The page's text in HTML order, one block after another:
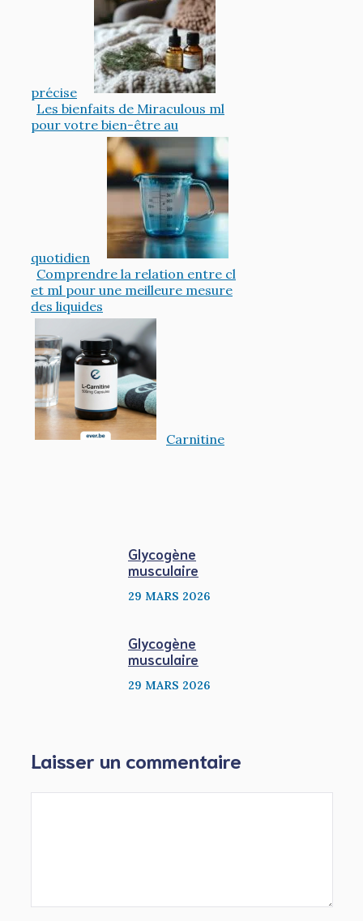
précise
Les bienfaits de Miraculous ml
pour votre bien-être au
quotidien
Comprendre la relation entre cl
et ml pour une meilleure mesure
des liquides
Carnitine
Glycogène
musculaire
29 MARS 2026
Glycogène
musculaire
29 MARS 2026
Laisser un commentaire